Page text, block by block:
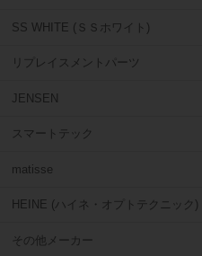
SS WHITE (ＳＳホワイト)
リプレイスメントパーツ
JENSEN
スマートテック
matisse
HEINE (ハイネ・オプトテクニック)
その他メーカー